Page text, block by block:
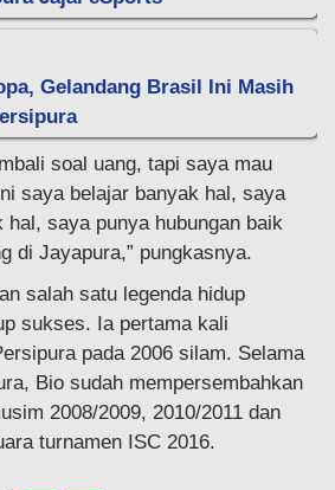
Gelandang Brasil Ini Masih
soal uang, tapi saya mau
saya belajar banyak hal, saya
hal, saya punya hubungan baik
di Jayapura,” pungkasnya.
salah satu legenda hidup
sukses. Ia pertama kali
pada 2006 silam. Selama
Bio sudah mempersembahkan
2008/2009, 2010/2011 dan
turnamen ISC 2016.